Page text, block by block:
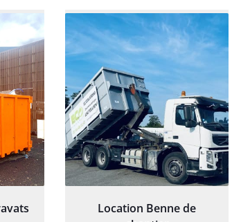
Location Benne de
Aurélie Bonnet
21 juin 2024
Le service de terrassement
jardin à Var était
exceptionnel. L'équipe a
travaillé de manière efficace
et professionnelle, laissant
notre jardin impeccable et
prêt pour notre nouveau
paysager.